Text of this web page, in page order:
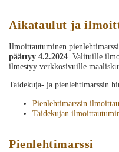
Aikataulut ja
Ilmoittautuminen
päättyy 4.2.2024 . Valituille
ilmestyy verkkosivuille
Taidekuja- ja pienlehtimarssin
Pienlehtimarssin
Taidekujan
Pienlehtimarssi